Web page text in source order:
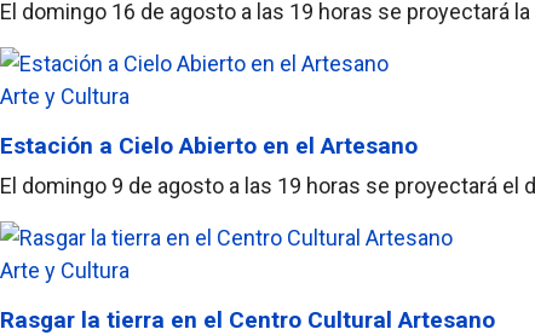
El domingo 16 de agosto a las 19 horas se proyectará
Arte y Cultura
Estación a Cielo Abierto en el Artesano
El domingo 9 de agosto a las 19 horas se proyectará
Arte y Cultura
Rasgar la tierra en el Centro Cultural Artesano